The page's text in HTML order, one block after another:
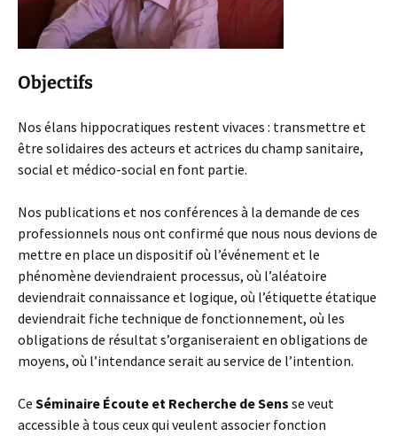
Objectifs
Nos élans hippocratiques restent vivaces : transmettre et
être solidaires des acteurs et actrices du champ sanitaire,
social et médico-social en font partie.
Nos publications et nos conférences à la demande de ces
professionnels nous ont confirmé que nous nous devions de
mettre en place un dispositif où l’événement et le
phénomène deviendraient processus, où l’aléatoire
deviendrait connaissance et logique, où l’étiquette étatique
deviendrait fiche technique de fonctionnement, où les
obligations de résultat s’organiseraient en obligations de
moyens, où l’intendance serait au service de l’intention.
Ce Séminaire Écoute et Recherche de Sens se veut
accessible à tous ceux qui veulent associer fonction